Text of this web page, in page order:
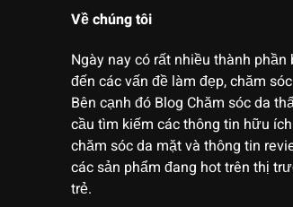
Về chúng tôi
Ngày nay có rất nhiều thành
đến các vấn đề làm đẹp, chăm
Bên cạnh đó Blog Chăm sóc da
cầu tìm kiếm các thông tin hữu
chăm sóc da mặt và thông tin
các sản phẩm đang hot trên thị
trẻ.